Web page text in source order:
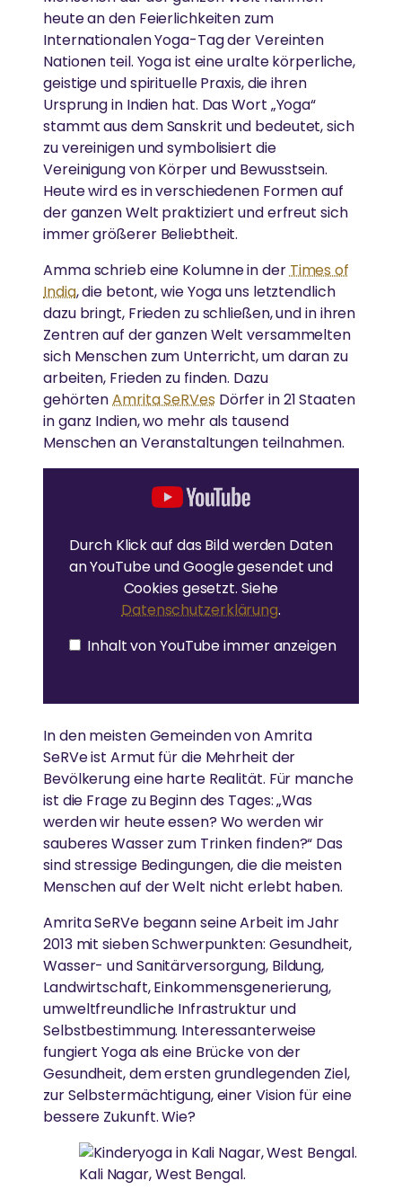
GLEICHSTELLUNG DER GESCHLECHTER &
STÄRKUNG VON FRAUEN
Abbau von Barrieren für die soziale, emotionale und
wirtschaftliche Stärkung von Frauen
ESSEN, WASSER & OBDACH
Ammas Traum: Jeder Mensch soll ohne Angst
schlafen und satt werden können
MEHR
Spenden
News
heute an den Feierlichkeiten zum
Internationalen Yoga-Tag der Vereinten
Nationen teil. Yoga ist eine uralte körperliche,
geistige und spirituelle Praxis, die ihren
Ursprung in Indien hat. Das Wort „Yoga“
stammt aus dem Sanskrit und bedeutet, sich
zu vereinigen und symbolisiert die
Vereinigung von Körper und Bewusstsein.
Heute wird es in verschiedenen Formen auf
der ganzen Welt praktiziert und erfreut sich
immer größerer Beliebtheit.
Amma schrieb eine Kolumne in derTimes of
India, die betont, wie Yoga uns letztendlich
dazu bringt, Frieden zu schließen, und in ihren
Zentren auf der ganzen Welt versammelten
sich Menschen zum Unterricht, um daran zu
arbeiten, Frieden zu finden. Dazu
gehörtenAmrita SeRVes Dörfer in 21 Staaten
in ganz Indien, wo mehr als tausend
Menschen an Veranstaltungen teilnahmen.
n
e
i
g
e
n
Durch Klick auf das Bild werden Daten
an YouTube und Google gesendet und
Cookies gesetzt. Siehe
Datenschutzerklärung.
Inhalt von YouTube immer anzeigen
In den meisten Gemeinden von Amrita
SeRVe ist Armut für die Mehrheit der
Bevölkerung eine harte Realität. Für manche
ist die Frage zu Beginn des Tages: „Was
werden wir heute essen? Wo werden wir
sauberes Wasser zum Trinken finden?“ Das
sind stressige Bedingungen, die die meisten
Menschen auf der Welt nicht erlebt haben.
Amrita SeRVe begann seine Arbeit im Jahr
2013 mit sieben Schwerpunkten: Gesundheit,
Wasser- und Sanitärversorgung, Bildung,
Landwirtschaft, Einkommensgenerierung,
umweltfreundliche Infrastruktur und
Selbstbestimmung. Interessanterweise
fungiert Yoga als eine Brücke von der
Gesundheit, dem ersten grundlegenden Ziel,
zur Selbstermächtigung, einer Vision für eine
bessere Zukunft. Wie?
Kali Nagar, West Bengal.